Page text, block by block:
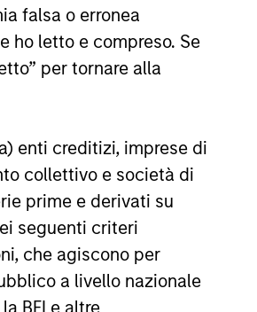
falsa o erronea
ho letto e compreso. Se
per tornare alla
enti creditizi, imprese di
collettivo e società di
prime e derivati su
seguenti criteri
che agiscono per
a livello nazionale
BEI e altre
I dati di performance da
di valutare attentamente gli
elevata, sia in senso positivo
alle leggi o ai regolamenti
privo di rischio. Si
di azioni e le avvertenze.
exchange-traded fund, fondi
a fini comparativi. Il rating
mensile dei prodotti gestiti,
assegnate 5 stelle, al